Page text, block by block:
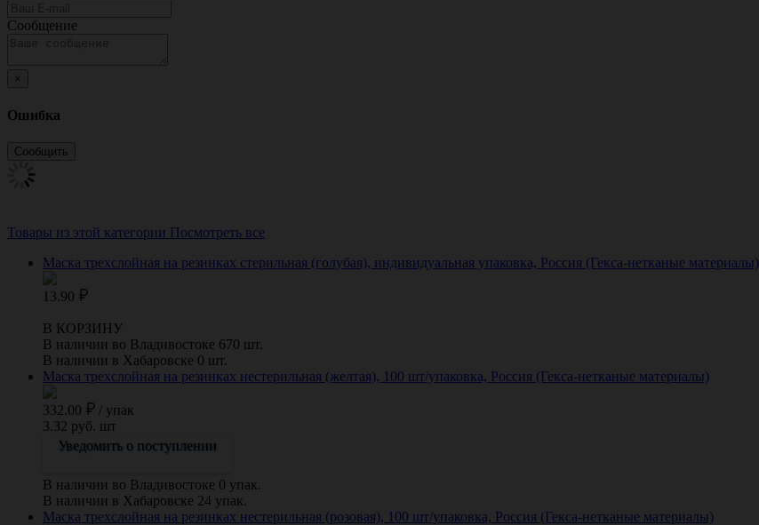
Сообщение
×
Ошибка
Товары из этой категории Посмотреть все
Маска трехслойная на резинках стерильная (голубая), индивидуальная упаковка, Россия (Гекса-нетканые материалы)
13.90
В КОРЗИНУ
В наличии во Владивостоке 670 шт.
В наличии в Хабаровске 0 шт.
Маска трехслойная на резинках нестерильная (желтая), 100 шт/упаковка, Россия (Гекса-нетканые материалы)
332.00 / упак
3.32 руб. шт
Уведомить о поступлении
В наличии во Владивостоке 0 упак.
В наличии в Хабаровске 24 упак.
Маска трехслойная на резинках нестерильная (розовая), 100 шт/упаковка, Россия (Гекса-нетканые материалы)